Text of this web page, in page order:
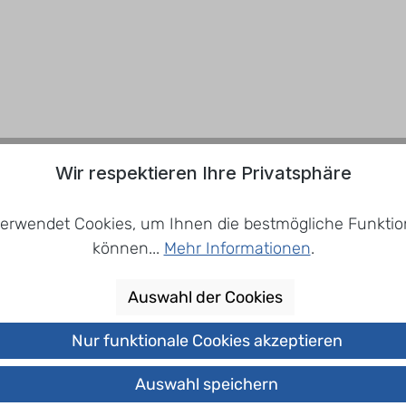
Wir respektieren Ihre Privatsphäre
Cookies, um Ihnen die bestmögliche
können... Mehr Informationen.
Auswahl der Cookies
Nur funktionale Cookies akzeptieren
Auswahl speichern